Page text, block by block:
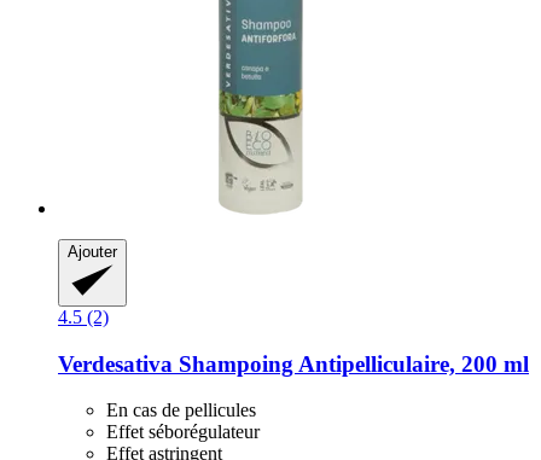
Ajouter
4.5 (2)
Verdesativa Shampoing Antipelliculaire, 200 ml
En cas de pellicules
Effet séborégulateur
Effet astringent